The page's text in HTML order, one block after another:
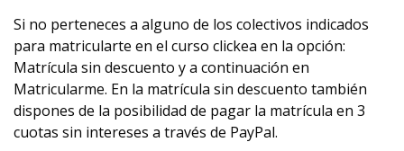
Si no perteneces a alguno de los colectivos indicados
para matricularte en el curso clickea en la opción:
Matrícula sin descuento y a continuación en
Matricularme. En la matrícula sin descuento también
dispones de la posibilidad de pagar la matrícula en 3
cuotas sin intereses a través de PayPal.